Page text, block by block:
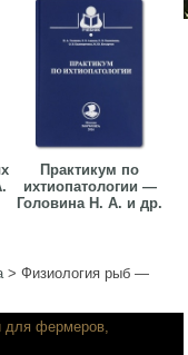
Практикум по
ихтиопатологии —
Головина Н. А. и др.
>Физиология рыб —
для фермеров,